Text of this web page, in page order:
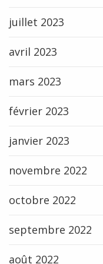
juillet 2023
avril 2023
mars 2023
février 2023
janvier 2023
novembre 2022
octobre 2022
septembre 2022
août 2022